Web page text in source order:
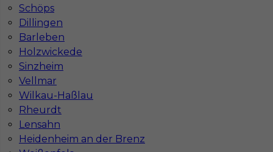
Schöps
Dillingen
Barleben
Holzwickede
Sinzheim
Vellmar
Wilkau-Haßlau
Rheurdt
Lensahn
Heidenheim an der Brenz
Jak znaleźć pracę za granicą?
Czy praca Niemcy na budowie nadal się
opłaca przy obecnych kosztach życia?